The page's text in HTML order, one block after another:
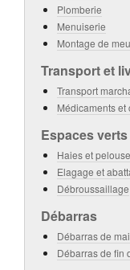
Plomberie
Menuiserie
Montage de
Transport et
Transport
Médicaments et
Espaces verts
Haies et
Elagage et
Débroussaillage
Débarras
Débarras de
Débarras de fin